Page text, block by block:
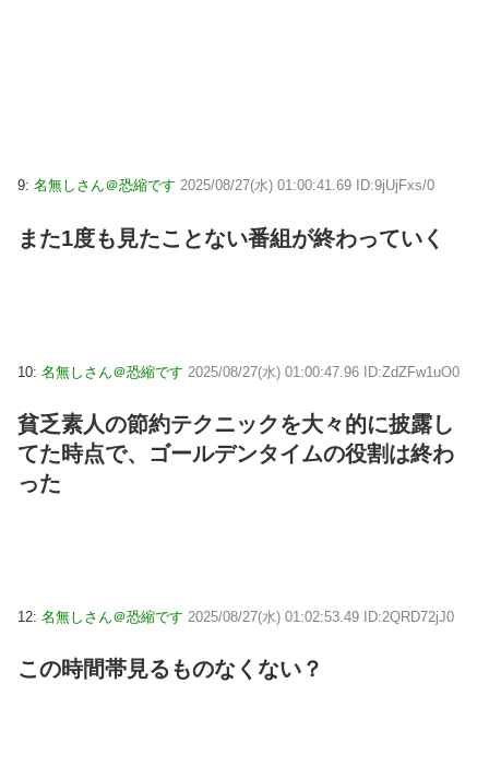
9: 名無しさん＠恐縮です 2025/08/27(水) 01:00:41.69 ID:9jUjFxs/0
また1度も見たことない番組が終わっていく
10: 名無しさん＠恐縮です 2025/08/27(水) 01:00:47.96 ID:ZdZFw1uO0
貧乏素人の節約テクニックを大々的に披露し
てた時点で、ゴールデンタイムの役割は終わ
った
12: 名無しさん＠恐縮です 2025/08/27(水) 01:02:53.49 ID:2QRD72jJ0
この時間帯見るものなくない？